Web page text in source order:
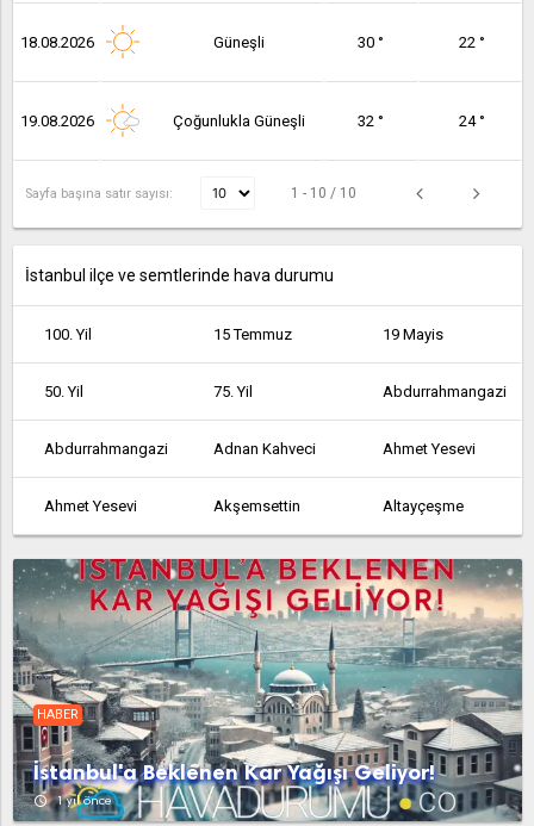
18.08.2026 Güneşli 30 ° 22 °
19.08.2026 Çoğunlukla Güneşli 32 ° 24 °
Sayfa başına satır sayısı: 1 - 10 / 10
İstanbul ilçe ve semtlerinde hava durumu
100. Yil 15 Temmuz 19 Mayis
50. Yil 75. Yil Abdurrahmangazi
Abdurrahmangazi Adnan Kahveci Ahmet Yesevi
Ahmet Yesevi Akşemsettin Altayçeşme
Altinşehir Altintepe Altintepsi
Ambarli Armağanevler Atakent
Atalar Atatürk Atatürk
Atatürk Avcılar Ayazağa
Aydinli Bağcılar Bağlarbaşi
HABER
İstanbul'a Beklenen Kar Yağışı Geliyor!
access_time 1 yıl önce